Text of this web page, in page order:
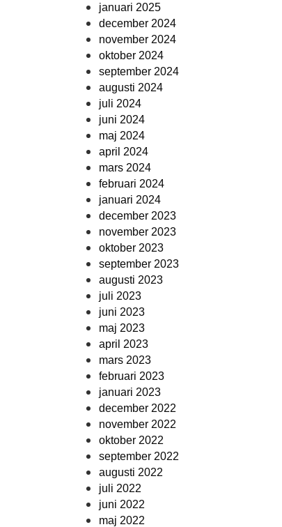
januari 2025
december 2024
november 2024
oktober 2024
september 2024
augusti 2024
juli 2024
juni 2024
maj 2024
april 2024
mars 2024
februari 2024
januari 2024
december 2023
november 2023
oktober 2023
september 2023
augusti 2023
juli 2023
juni 2023
maj 2023
april 2023
mars 2023
februari 2023
januari 2023
december 2022
november 2022
oktober 2022
september 2022
augusti 2022
juli 2022
juni 2022
maj 2022